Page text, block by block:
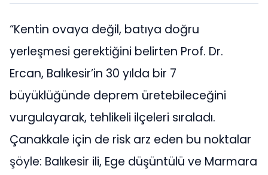
“Kentin ovaya değil, batıya doğru
yerleşmesi gerektiğini belirten Prof. Dr.
Ercan, Balıkesir’in 30 yılda bir 7
büyüklüğünde deprem üretebileceğini
vurgulayarak, tehlikeli ilçeleri sıraladı.
Çanakkale için de risk arz eden bu noktalar
şöyle: Balıkesir ili, Ege düşüntülü ve Marmara